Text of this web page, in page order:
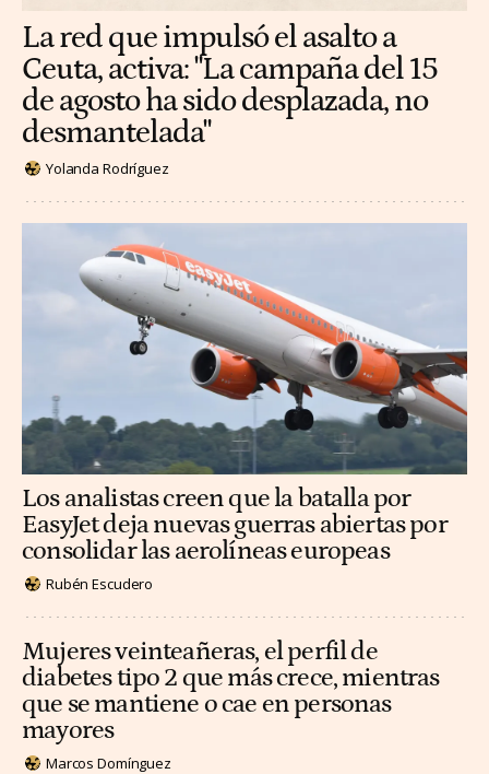
La red que impulsó el asalto a
Ceuta, activa: "La campaña del 15
de agosto ha sido desplazada, no
desmantelada"
Yolanda Rodríguez
Los analistas creen que la batalla por
EasyJet deja nuevas guerras abiertas por
consolidar las aerolíneas europeas
Rubén Escudero
Mujeres veinteañeras, el perfil de
diabetes tipo 2 que más crece, mientras
que se mantiene o cae en personas
mayores
Marcos Domínguez